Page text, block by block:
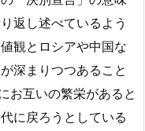
返し述べているよう
観とロシアや中国な
深まりつつあること
お互いの繁栄があると
に戻ろうとしている